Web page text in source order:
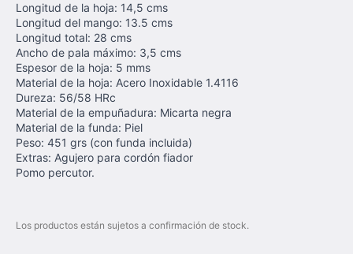
Longitud de la hoja: 14,5 cms
Longitud del mango: 13.5 cms
Longitud total: 28 cms
Ancho de pala máximo: 3,5 cms
Espesor de la hoja: 5 mms
Material de la hoja: Acero Inoxidable 1.4116
Dureza: 56/58 HRc
Material de la empuñadura: Micarta negra
Material de la funda: Piel
Peso: 451 grs (con funda incluida)
Extras: Agujero para cordón fiador
Pomo percutor.
Los productos están sujetos a confirmación de stock.